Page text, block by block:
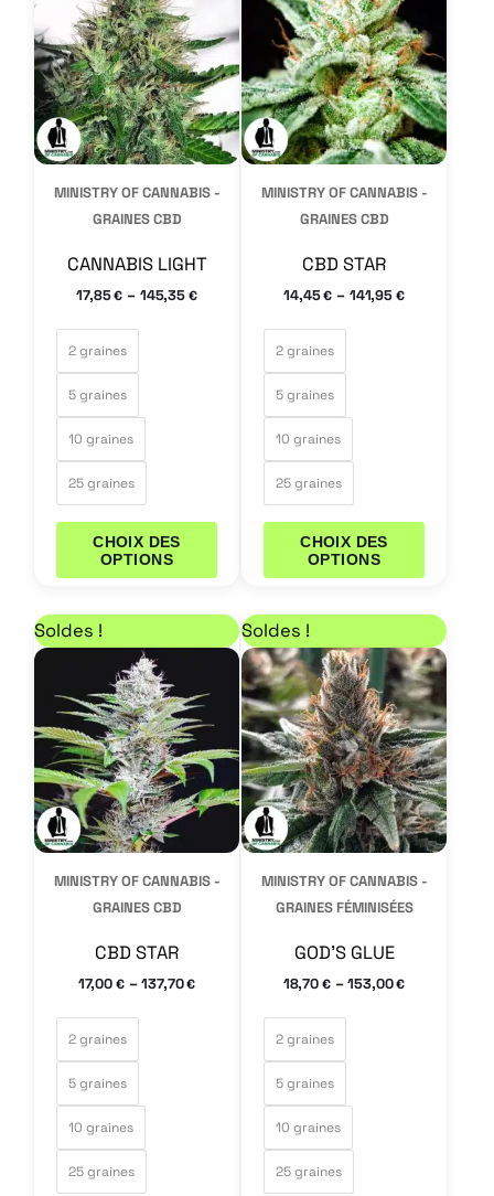
MINISTRY OF CANNABIS -
GRAINES CBD
CANNABIS LIGHT
17,85€ – 145,35 €
2 graines
5 graines
10 graines
25 graines
CHOIX DES
OPTIONS
plusieurs
variations.
Les
options
sur
du
produit
MINISTRY OF CANNABIS -
GRAINES CBD
CBD STAR
14,45€ – 141,95 €
2 graines
5 graines
10 graines
25 graines
CHOIX DES
OPTIONS
a
plusieurs
variations.
Les
options
du
produit
Soldes !
MINISTRY OF CANNABIS -
GRAINES CBD
CBD STAR
17,00 €–137,70€
Plage de prix : 17,00 € à 137,70 €
2 graines
5 graines
10 graines
25 graines
Ce
a
plusieurs
variations.
Les
options
du
produit
Soldes !
MINISTRY OF CANNABIS -
GRAINES FÉMINISÉES
GOD’S GLUE
18,70 €–153,00€
Plage de prix :
2 graines
5 graines
10 graines
25 graines
Ce
produit
a
plusieurs
variations.
Les
options
du
produit